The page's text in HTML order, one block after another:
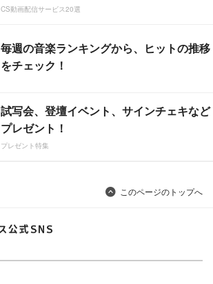
CS動画配信サービス20選
毎週の音楽ランキングから、ヒットの推移
をチェック！
試写会、登壇イベント、サインチェキなど
プレゼント！
プレゼント特集
このページのトップへ